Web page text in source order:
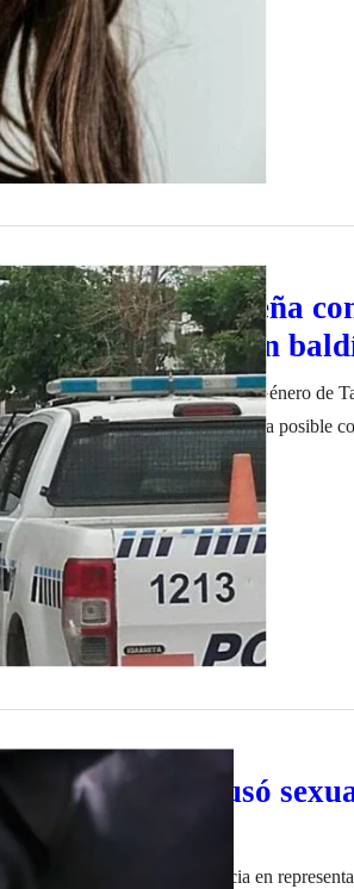
joven salteña
sido violada en un
de Violencia Familiar y de Género de
2 la detención de un hombre por la posible
de una mujer de 25 años con
27 de diciembre de 2022
salteño abusó
de la víctima radicó la denuncia en